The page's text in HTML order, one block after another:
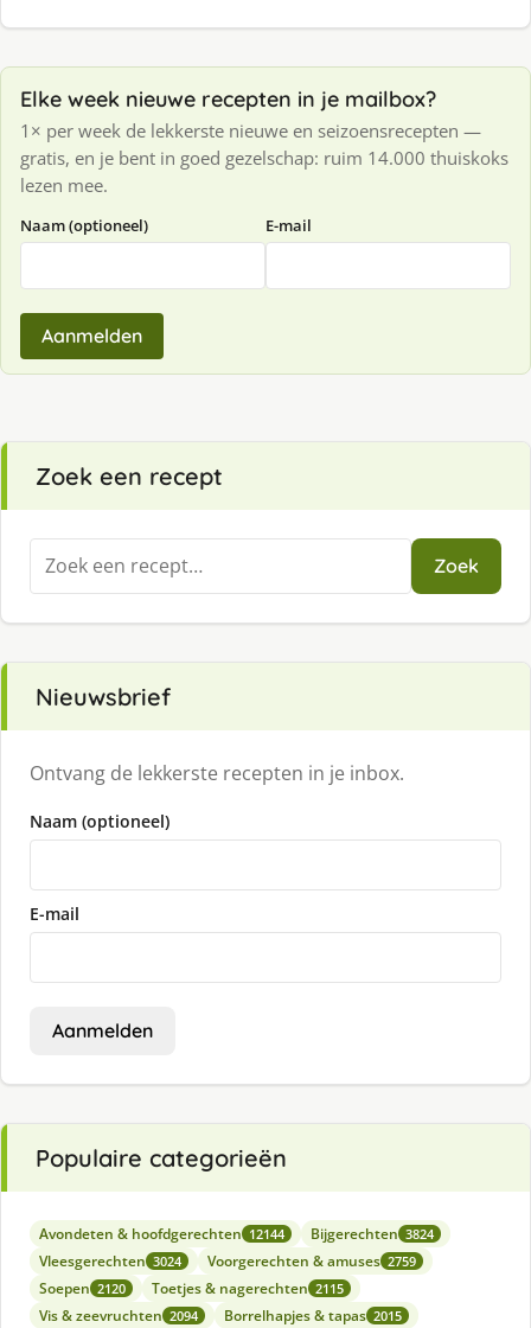
Elke week nieuwe recepten in je mailbox?
1× per week de lekkerste nieuwe en seizoensrecepten —
gratis, en je bent in goed gezelschap: ruim 14.000 thuiskoks
lezen mee.
Naam (optioneel) E-mail
Aanmelden
Zoek een recept
Zoeken
naar:
Zoek
Nieuwsbrief
Ontvang de lekkerste recepten in je inbox.
Naam (optioneel)
E-mail
Aanmelden
Populaire categorieën
Avondeten & hoofdgerechten 12144 Bijgerechten 3824
Vleesgerechten 3024 Voorgerechten & amuses 2759
Soepen 2120 Toetjes & nagerechten 2115
Vis & zeevruchten 2094 Borrelhapjes & tapas 2015